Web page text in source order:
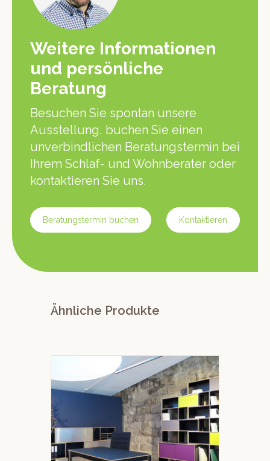
Weitere Informationen
und persönliche
Beratung
Besuchen Sie spontan unsere
Ausstellung, buchen Sie einen
unverbindlichen Beratungstermin bei
Ihrem Schlaf- und Wohnberater oder
kontaktieren Sie uns.
Beratungstermin buchen Kontaktieren
Ähnliche Produkte